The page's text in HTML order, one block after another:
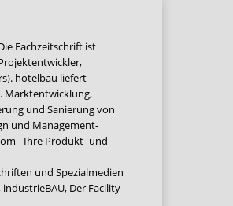
Fachzeitschrift ist
hotelbau liefert
Marktentwicklung,
und Sanierung von
und Management-
- Ihre Produkt- und
und Spezialmedien
industrieBAU, Der Facility